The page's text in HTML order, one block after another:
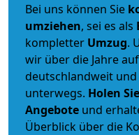
Bei uns können Sie
umziehen, sei es als
kompletter Umzug.
wir über die Jahre
deutschlandweit
unterwegs. Holen
Angebote und
Überblick über die